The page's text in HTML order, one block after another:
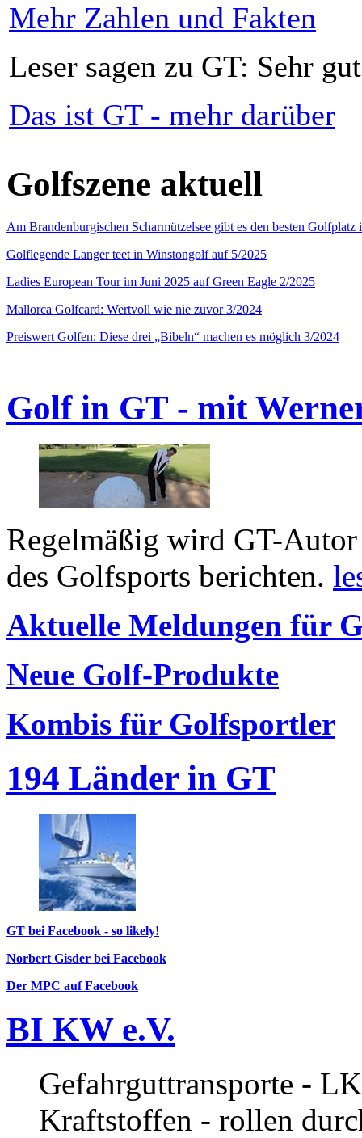
Mehr Zahlen und Fakten
Leser sagen zu GT: Sehr
Das ist GT - mehr darüber
Golfszene aktuell
Am Brandenburgischen Scharmützelsee gibt es den besten
Golflegende Langer teet in Winstongolf auf 5/2025
Ladies European Tour im Juni 2025 auf Green Eagle 2/2025
Mallorca Golfcard: Wertvoll wie nie zuvor 3/2024
Preiswert Golfen: Diese drei „Bibeln“ machen es möglich 3/2024
Golf in GT - mit
Regelmäßig wird GT-
des Golfsports berichten.
Aktuelle Meldungen für
Neue Golf-Produkte
Kombis für Golfsportler
194 Länder in GT
GT bei Facebook - so likely!
Norbert Gisder bei Facebook
Der MPC auf Facebook
BI KW e.V.
Gefahrguttransporte -
Kraftstoffen - rollen